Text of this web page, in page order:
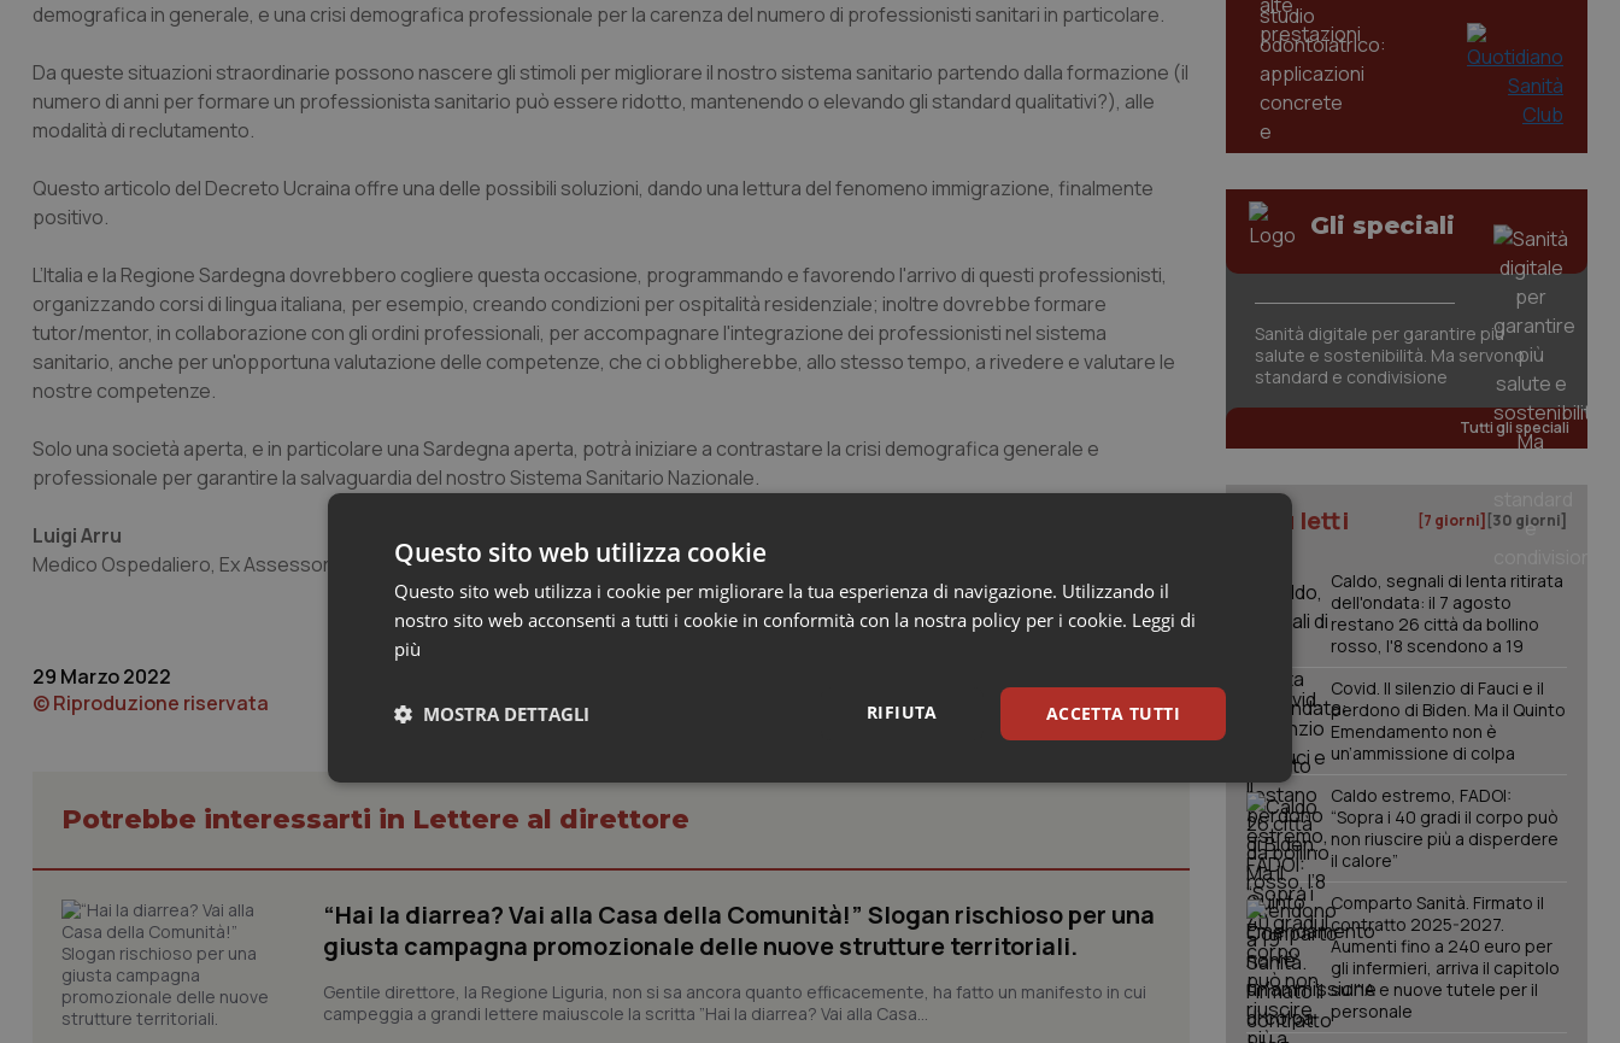
demografica in generale, e una crisi demografica professionale per la carenza del numero di professionisti sanitari in particolare.
Da queste situazioni straordinarie possono nascere gli stimoli per migliorare il nostro sistema sanitario partendo dalla formazione (il
numero di anni per formare un professionista sanitario può essere ridotto, mantenendo o elevando gli standard qualitativi?), alle
modalità di reclutamento.
Questo articolo del Decreto Ucraina offre una delle possibili soluzioni, dando una lettura del fenomeno immigrazione, finalmente
positivo.
L’Italia e la Regione Sardegna dovrebbero cogliere questa occasione, programmando e favorendo l'arrivo di questi professionisti,
organizzando corsi di lingua italiana, per esempio, creando condizioni per ospitalità residenziale; inoltre dovrebbe formare
tutor/mentor, in collaborazione con gli ordini professionali, per accompagnare l'integrazione dei professionisti nel sistema
sanitario, anche per un'opportuna valutazione delle competenze, che ci obbligherebbe, allo stesso tempo, a rivedere e valutare le
nostre competenze.
Solo una società aperta, e in particolare una Sardegna aperta, potrà iniziare a contrastare la crisi demografica generale e
professionale per garantire la salvaguardia del nostro Sistema Sanitario Nazionale.
Luigi Arru
Medico Ospedaliero, Ex Assessore dell’Igiene e sanità, assistenza sociale della Regione Sardegna
29 Marzo 2022
© Riproduzione riservata
Potrebbe interessarti in Lettere al direttore
“Hai la diarrea? Vai alla Casa della Comunità!” Slogan rischioso per una
giusta campagna promozionale delle nuove strutture territoriali.
Gentile direttore, la Regione Liguria, non si sa ancora quanto efficacemente, ha fatto un manifesto in cui
campeggia a grandi lettere maiuscole la scritta ”Hai la diarrea? Vai alla Casa...
Gli speciali
Sanità digitale per garantire più
salute e sostenibilità. Ma servono
standard e condivisione
Tutti gli speciali
I più letti [7 giorni] [30 giorni]
Caldo, segnali di lenta ritirata
dell'ondata: il 7 agosto
restano 26 città da bollino
rosso, l'8 scendono a 19
Covid. Il silenzio di Fauci e il
perdono di Biden. Ma il Quinto
Emendamento non è
un’ammissione di colpa
Caldo estremo, FADOI:
“Sopra i 40 gradi il corpo può
non riuscire più a disperdere
il calore”
Comparto Sanità. Firmato il
contratto 2025-2027.
Aumenti fino a 240 euro per
gli infermieri, arriva il capitolo
sull'IA e nuove tutele per il
personale
Questo sito web utilizza cookie
Questo sito web utilizza i cookie per migliorare la tua esperienza di navigazione. Utilizzando il
nostro sito web acconsenti a tutti i cookie in conformità con la nostra policy per i cookie. Leggi di
più
ACCETTA TUTTI
RIFIUTA
MOSTRA DETTAGLI
Necessari Statistici Marketing
Necessari Statistici Marketing
I cookie necessari contribuiscono a rendere fruibile il sito web abilitandone funzionalità di base quali la navigazione sulle pagine
e l'accesso alle aree protette del sito. Il sito web non è in grado di funzionare correttamente senza questi cookie.